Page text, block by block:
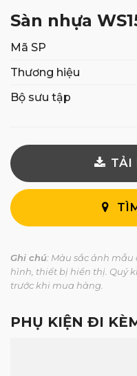
Sàn nhựa
Mã SP
Thương hiệu
Bộ sưu tập
TẢI
Ghi chú: Màu sắc ảnh
hình, thiết bị hiển thị. Quý
trước khi mua hàng.
PHỤ KIỆN ĐI